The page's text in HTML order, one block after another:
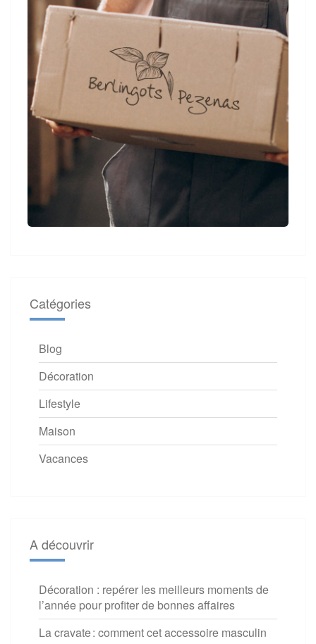
Catégories
Blog
Décoration
Lifestyle
Maison
Vacances
A découvrir
Décoration : repérer les meilleurs moments de
l’année pour profiter de bonnes affaires
La cravate : comment cet accessoire masculin